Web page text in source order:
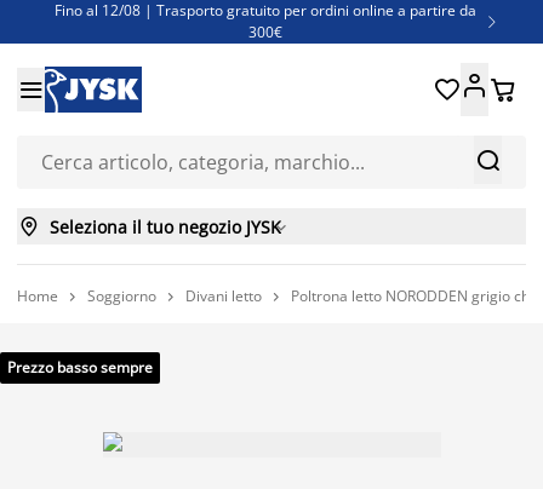
Fino al 12/08 | Trasporto gratuito per ordini online a partire da
300€

Super offerte d'estate | Oltre 1.500 articoli fino al 70%
Finanziamenti - Scegli il piano di rimborso più adatto a te


 
 Seleziona il tuo negozio JYSK
Home  Soggiorno  Divani letto  Poltrona letto NORODDEN grigio
Prezzo basso sempre